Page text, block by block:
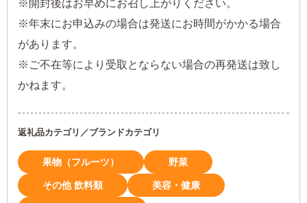
※開封後はお早めにお召し上がりください。
※年末にお申込みの場合は発送にお時間がかかる場合
があります。
※ご不在等により受取とならない場合の再発送は致し
かねます。
返礼品カテゴリ／ブランドカテゴリ
果物（フルーツ） 野菜
その他 飲料類 美容・健康